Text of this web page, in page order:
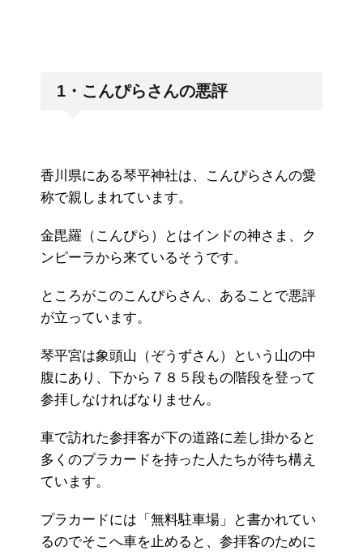
1・こんぴらさんの悪評
香川県にある琴平神社は、こんぴらさんの愛
称で親しまれています。
金毘羅（こんぴら）とはインドの神さま、ク
ンピーラから来ているそうです。
ところがこのこんぴらさん、あることで悪評
が立っています。
琴平宮は象頭山（ぞうずさん）という山の中
腹にあり、下から７８５段もの階段を登って
参拝しなければなりません。
車で訪れた参拝客が下の道路に差し掛かると
多くのプラカードを持った人たちが待ち構え
ています。
プラカードには「無料駐車場」と書かれてい
るのでそこへ車を止めると、参拝客のために